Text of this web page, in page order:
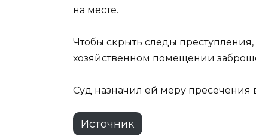
на месте.
Чтобы скрыть следы
хозяйственном помещении
Суд назначил ей меру пресечения
Источник